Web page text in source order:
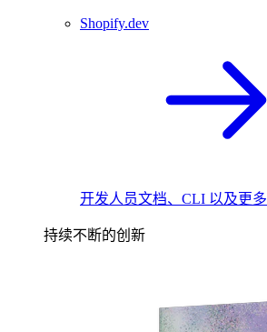
Shopify.dev
开发人员文档、CLI 以及更多
持续不断的创新